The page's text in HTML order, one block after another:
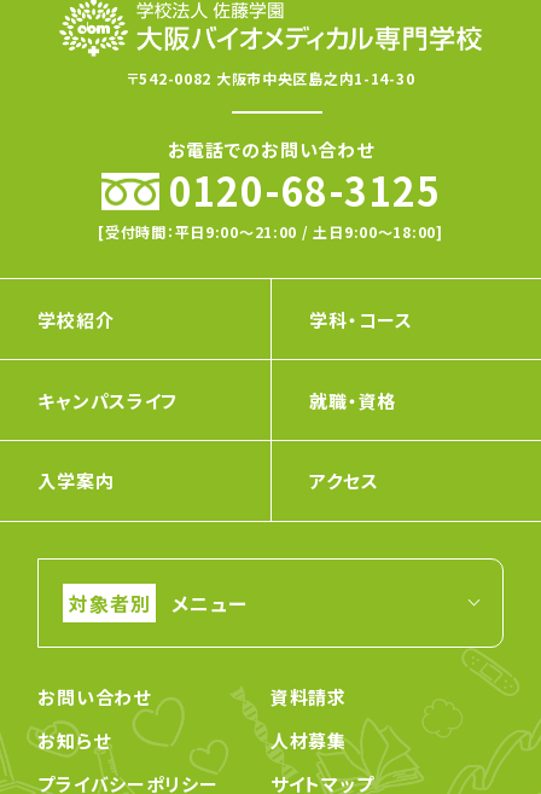
〒542-0082 大阪市中央区島之内1-14-30
お電話でのお問い合わせ
0120-68-3125
[受付時間：平日9:00〜21:00 / 土日9:00〜18:00]
学校紹介 学科・コース
キャンパスライフ 就職・資格
入学案内 アクセス
メニュー
お問い合わせ
資料請求
お知らせ
人材募集
プライバシーポリシー
サイトマップ